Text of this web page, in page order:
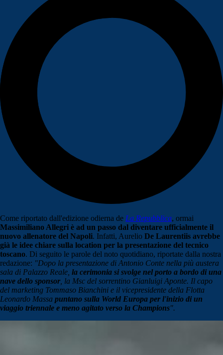
Come riportato dall'edizione odierna de La Repubblica, ormai
Massimiliano Allegri è ad un passo dal diventare ufficialmente il
nuovo allenatore del Napoli. Infatti, Aurelio De Laurentiis avrebbe
già le idee chiare sulla location per la presentazione del tecnico
toscano. Di seguito le parole del noto quotidiano, riportate dalla nostra
redazione: "Dopo la presentazione di Antonio Conte nella più austera
sala di Palazzo Reale, la cerimonia si svolge nel porto a bordo di una
nave dello sponsor, la Msc del sorrentino Gianluigi Aponte. Il capo
del marketing Tommaso Bianchini e il vicepresidente della Flotta
Leonardo Massa puntano sulla World Europa per l'inizio di un
viaggio triennale e meno agitato verso la Champions".